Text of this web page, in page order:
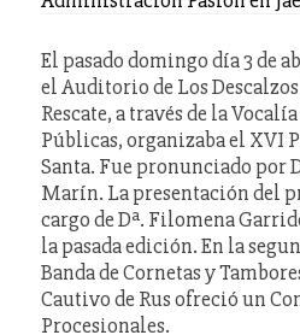
El pasado domingo día 3 de
el Auditorio de Los
Rescate, a través de la
Públicas, organizaba el XVI
Santa. Fue pronunciado por
Marín. La presentación del
cargo de Dª. Filomena
la pasada edición. En la
Banda de Cornetas y
Cautivo de Rus ofreció un
Procesionales.